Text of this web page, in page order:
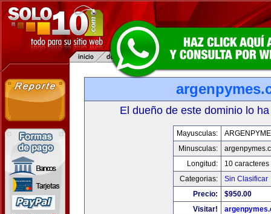
El dueño de este dominio lo
Mayusculas:
Minusculas:
Longitud:
10 caracteres
Categorias:
Sin Clasificar
Precio:
$950.00
Visitar!